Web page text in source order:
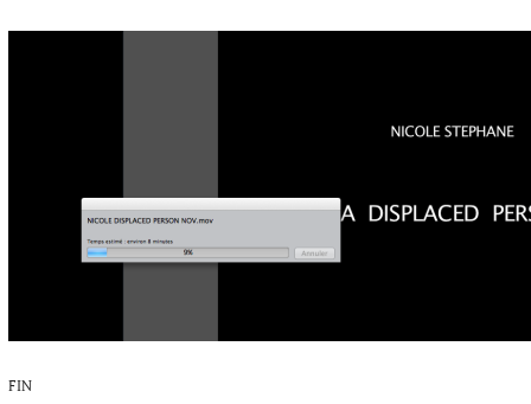
FIN